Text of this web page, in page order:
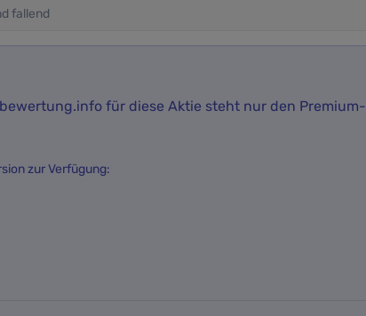
fallend
für diese Aktie steht nur den Premium-
zur Verfügung: